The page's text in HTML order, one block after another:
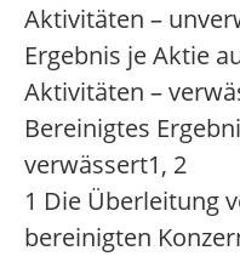
Aktivitäten –
Ergebnis je Aktie
Aktivitäten –
Bereinigtes
verwässert1, 2
1 Die Überleitung
bereinigten